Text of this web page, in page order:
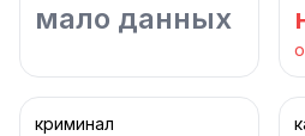
мало данных
криминал